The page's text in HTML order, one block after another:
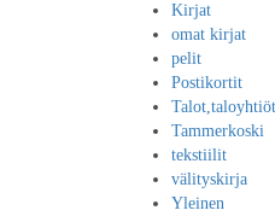
Kirjat
omat kirjat
pelit
Postikortit
Talot,taloyhtiöt
Tammerkoski
tekstiilit
välityskirja
Yleinen